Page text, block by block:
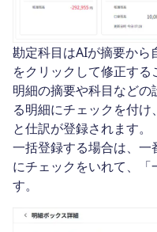
勘定科目はAIが摘要から
をクリックして修正する
明細の摘要や科目など
る明細にチェックを付
と仕訳が登録されます。
一括登録する場合は、一
にチェックをいれて、「
す。